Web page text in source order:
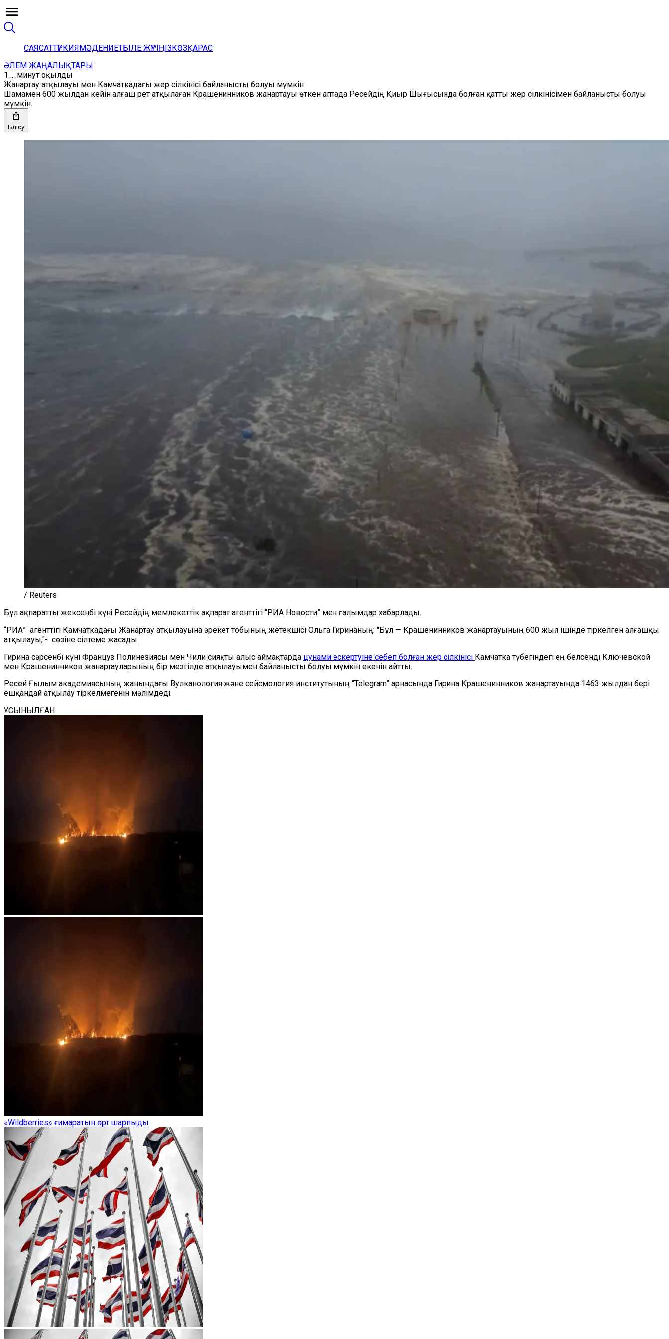
САЯСАТТҮРКИЯМӘДЕНИЕТБІЛЕ ЖҮРІҢІЗКӨЗҚАРАС
ӘЛЕМ ЖАҢАЛЫҚТАРЫ
1 ... минут оқылды
Жанартау атқылауы мен Камчаткадағы жер сілкінісі байланысты болуы мүмкін
Шамамен 600 жылдан кейін алғаш рет атқылаған Крашенинников жанартауы өткен аптада Ресейдің Қиыр Шығысында болған қатты жер сілкінісімен байланысты болуы
мүмкін.
Бөлісу
/ Reuters
Бұл ақпаратты жексенбі күні Ресейдің мемлекеттік ақпарат агенттігі “РИА Новости” мен ғалымдар хабарлады.
“РИА” агенттігі Камчаткадағы Жанартау атқылауына әрекет тобының жетекшісі Ольга Гиринаның: "Бұл — Крашенинников жанартауының 600 жыл ішінде тіркелген алғашқы
атқылауы,"- сөзіне сілтеме жасады.
Гирина сәрсенбі күні Француз Полинезиясы мен Чили сияқты алыс аймақтарда цунами ескертуіне себеп болған жер сілкінісі Камчатка түбегіндегі ең белсенді Ключевской
мен Крашенинников жанартауларының бір мезгілде атқылауымен байланысты болуы мүмкін екенін айтты.
Ресей Ғылым академиясының жанындағы Вулканология және сейсмология институтының “Telegram” арнасында Гирина Крашенинников жанартауында 1463 жылдан бері
ешқандай атқылау тіркелмегенін мәлімдеді.
ҰСЫНЫЛҒАН
«Wildberries» ғимаратын өрт шарпыды